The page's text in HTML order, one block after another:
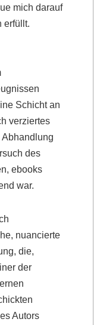
mich darauf
erfüllt.
Schicht an
verziertes
des
ebooks
war.
nuancierte
die,
der
Autors